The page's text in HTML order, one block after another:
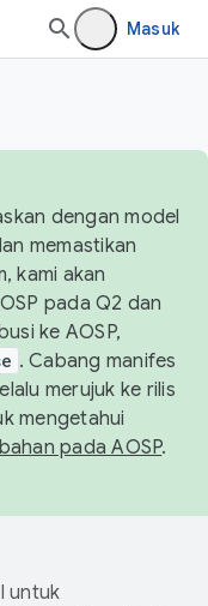
Masuk
dengan model
memastikan
kami akan
pada Q2 dan
ke AOSP,
. Cabang manifes
merujuk ke rilis
mengetahui
pada AOSP.
untuk